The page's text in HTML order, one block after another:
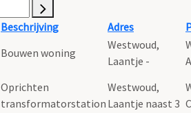
Beschrijving Adres
Bouwen woning
Westwoud,
Laantje -
Oprichten
transformatorstation
Westwoud,
Laantje naast 3